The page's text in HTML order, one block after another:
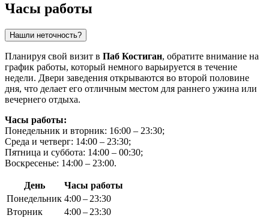
Часы работы
Нашли неточность?
Планируя свой визит в Паб Костиган, обратите внимание на
график работы, который немного варьируется в течение
недели. Двери заведения открываются во второй половине
дня, что делает его отличным местом для раннего ужина или
вечернего отдыха.
Часы работы:
Понедельник и вторник: 16:00 – 23:30;
Среда и четверг: 14:00 – 23:30;
Пятница и суббота: 14:00 – 00:30;
Воскресенье: 14:00 – 23:00.
День
Часы работы
Понедельник 4:00 – 23:30
Вторник
4:00 – 23:30